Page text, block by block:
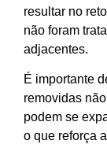
resultar no
não foram
adjacentes.
É importante
removidas
podem se
o que reforça